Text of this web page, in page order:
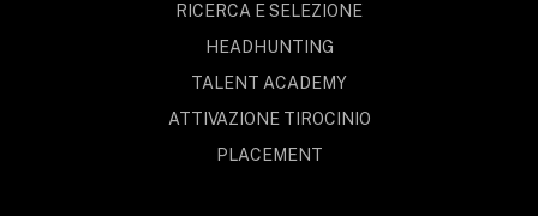
RICERCA E SELEZIONE
HEADHUNTING
TALENT ACADEMY
ATTIVAZIONE TIROCINIO
PLACEMENT